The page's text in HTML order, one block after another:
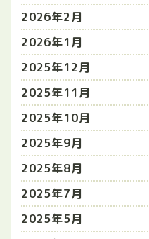
2026年2月
2026年1月
2025年12月
2025年11月
2025年10月
2025年9月
2025年8月
2025年7月
2025年5月